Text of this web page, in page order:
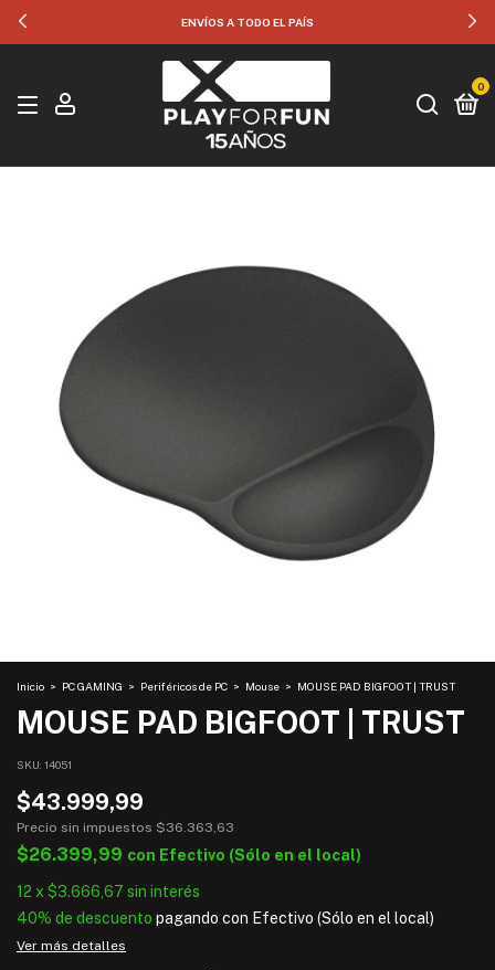
ENVÍOS A TODO EL PAÍS
0
Inicio > PC GAMING > Periféricos de PC > Mouse > MOUSE PAD BIGFOOT | TRUST
MOUSE PAD BIGFOOT | TRUST
SKU: 14051
$43.999,99
Precio sin impuestos $36.363,63
$26.399,99 con Efectivo (Sólo en el local)
12 x $3.666,67 sin interés
40% de descuento pagando con Efectivo (Sólo en el local)
Ver más detalles